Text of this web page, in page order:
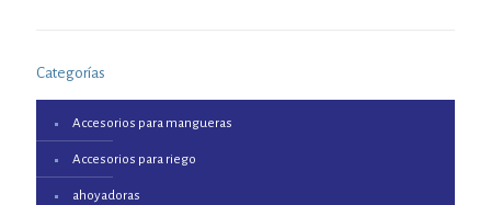
Categorías
Accesorios para mangueras
Accesorios para riego
ahoyadoras